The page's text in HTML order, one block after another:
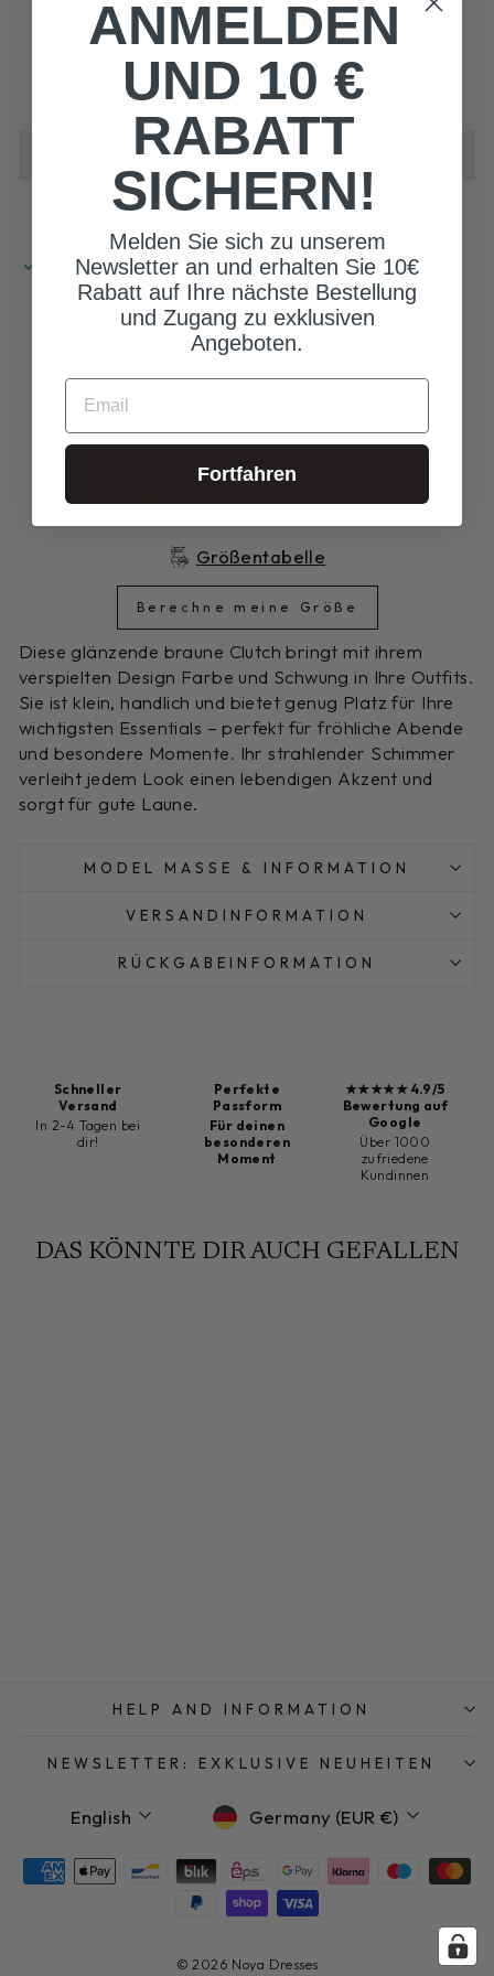
Pickup available at Noya Dresses Store
Usually ready in 2 hours
View store information
Sicher bezahlen mit Klarna & PayPal
2-4 Tage bei dir zu Hause
14 Tage Rückgabe
Größentabelle
Berechne meine Größe
Diese glänzende braune Clutch bringt mit ihrem
verspielten Design Farbe und Schwung in Ihre Outfits.
Sie ist klein, handlich und bietet genug Platz für Ihre
wichtigsten Essentials – perfekt für fröhliche Abende
und besondere Momente. Ihr strahlender Schimmer
verleiht jedem Look einen lebendigen Akzent und
sorgt für gute Laune.
MODEL MASSE & INFORMATION
VERSANDINFORMATION
RÜCKGABEINFORMATION
Schneller
Versand
In 2-4 Tagen bei
dir!
Perfekte
Passform
Für deinen
besonderen
Moment
★★★★★ 4.9/5
Bewertung auf
Google
Über 1000
zufriedene
Kundinnen
DAS KÖNNTE DIR AUCH GEFALLEN
HELP AND INFORMATION
NEWSLETTER: EXKLUSIVE NEUHEITEN
Language
English Currency
Germany (EUR €)
© 2026 Noya Dresses
ANMELDEN
UND 10 €
RABATT
SICHERN!
Melden Sie sich zu unserem
Newsletter an und erhalten Sie 10€
Rabatt auf Ihre nächste Bestellung
und Zugang zu exklusiven
Angeboten.
EMAIL
Fortfahren